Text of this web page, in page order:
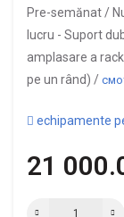
Pre-semănat /
lucru - Suport
amplasare a
pe un rând) /
echipamente
21